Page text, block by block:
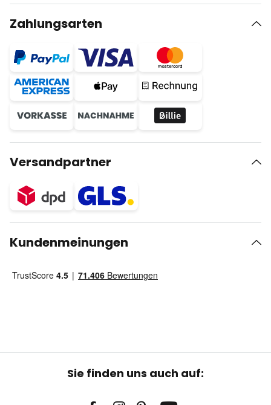
Zahlungsarten
Versandpartner
Kundenmeinungen
Sie finden uns auch auf: